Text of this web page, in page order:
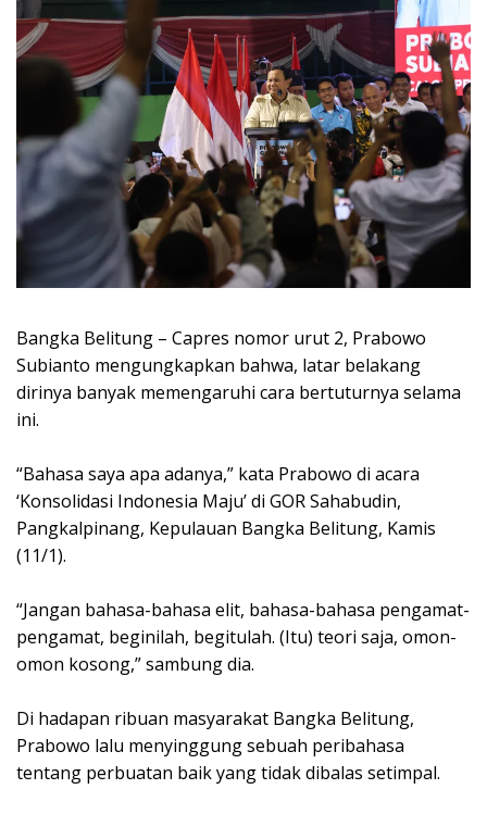
Bangka Belitung – Capres nomor urut 2, Prabowo
Subianto mengungkapkan bahwa, latar belakang
dirinya banyak memengaruhi cara bertuturnya selama
ini.
“Bahasa saya apa adanya,” kata Prabowo di acara
‘Konsolidasi Indonesia Maju’ di GOR Sahabudin,
Pangkalpinang, Kepulauan Bangka Belitung, Kamis
(11/1).
“Jangan bahasa-bahasa elit, bahasa-bahasa pengamat-
pengamat, beginilah, begitulah. (Itu) teori saja, omon-
omon kosong,” sambung dia.
Di hadapan ribuan masyarakat Bangka Belitung,
Prabowo lalu menyinggung sebuah peribahasa
tentang perbuatan baik yang tidak dibalas setimpal.